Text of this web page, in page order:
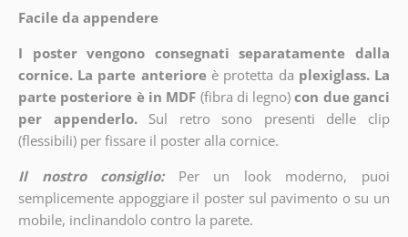
Facile da appendere
I poster vengono consegnati separatamente dalla
cornice. La parte anteriore è protetta da plexiglass. La
parte posteriore è in MDF (fibra di legno) con due ganci
per appenderlo.
Sul retro sono presenti delle clip
(flessibili) per fissare il poster alla cornice.
Il nostro consiglio:
Per un look moderno, puoi
semplicemente appoggiare il poster sul pavimento o su un
mobile, inclinandolo contro la parete.